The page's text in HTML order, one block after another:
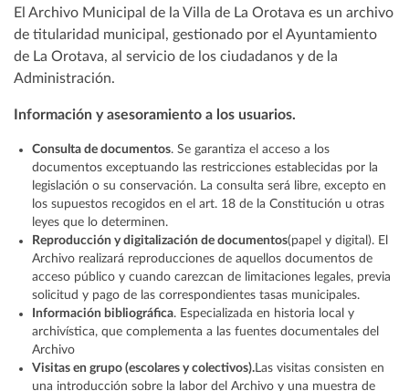
El Archivo Municipal de la Villa de La Orotava es un archivo
de titularidad municipal, gestionado por el Ayuntamiento
de La Orotava, al servicio de los ciudadanos y de la
Administración.
Información y asesoramiento a los usuarios.
Consulta de documentos. Se garantiza el acceso a los
documentos exceptuando las restricciones establecidas por la
legislación o su conservación. La consulta será libre, excepto en
los supuestos recogidos en el art. 18 de la Constitución u otras
leyes que lo determinen.
Reproducción y digitalización de documentos(papel y digital). El
Archivo realizará reproducciones de aquellos documentos de
acceso público y cuando carezcan de limitaciones legales, previa
solicitud y pago de las correspondientes tasas municipales.
Información bibliográfica. Especializada en historia local y
archivística, que complementa a las fuentes documentales del
Archivo
Visitas en grupo (escolares y colectivos).Las visitas consisten en
una introducción sobre la labor del Archivo y una muestra de